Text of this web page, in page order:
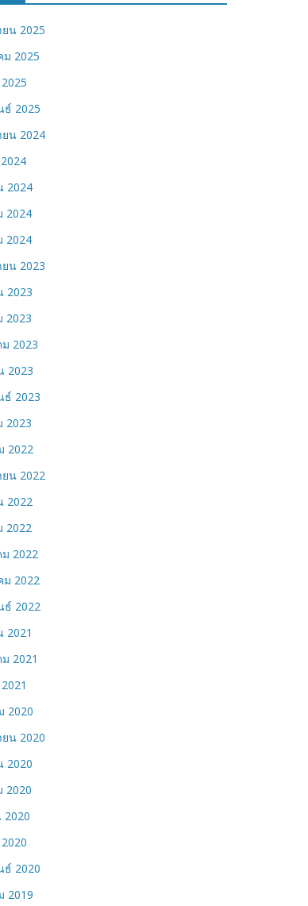
น 2025
2025
ธ์ 2025
น 2024
2024
2024
2024
น 2023
2023
2023
2023
2023
ธ์ 2023
2023
2022
น 2022
2022
2022
2022
2022
ธ์ 2022
2021
2021
2020
น 2020
2020
2020
2020
ธ์ 2020
2019